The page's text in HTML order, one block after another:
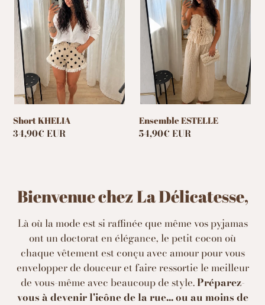
Short KHELIA
Prix
34,90€ EUR
Ensemble ESTELLE
Prix
54,90€ EUR
Bienvenue chez La Délicatesse,
Là où la mode est si raffinée que même vos pyjamas
ont un doctorat en élégance, le petit cocon où
chaque vêtement est conçu avec amour pour vous
envelopper de douceur et faire ressortie le meilleur
de vous-même avec beaucoup de style.Préparez-
vous à devenir l'icône de la rue... ou au moins de